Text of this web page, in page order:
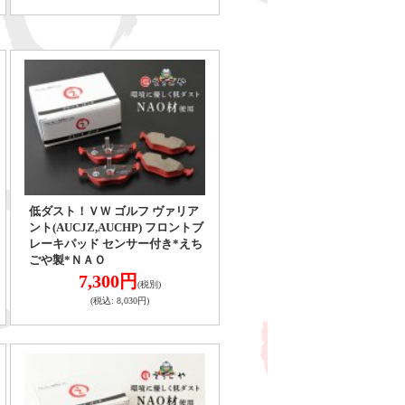
低ダスト！ＶＷ ゴルフ ヴァリア
ント(AUCJZ,AUCHP) フロントブ
レーキパッド センサー付き*えち
ごや製*ＮＡＯ
7,300円 (税別)
(税込: 8,030円)